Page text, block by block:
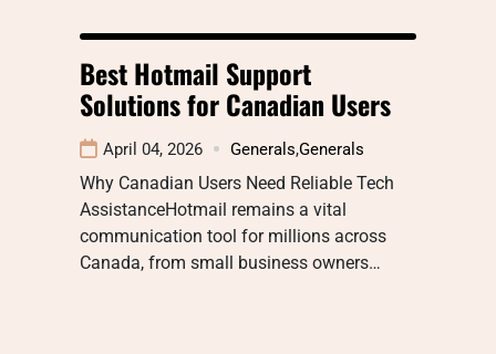
Best Hotmail Support
Solutions for Canadian Users
April 04, 2026 Generals,Generals
Why Canadian Users Need Reliable Tech
AssistanceHotmail remains a vital
communication tool for millions across
Canada, from small business owners…